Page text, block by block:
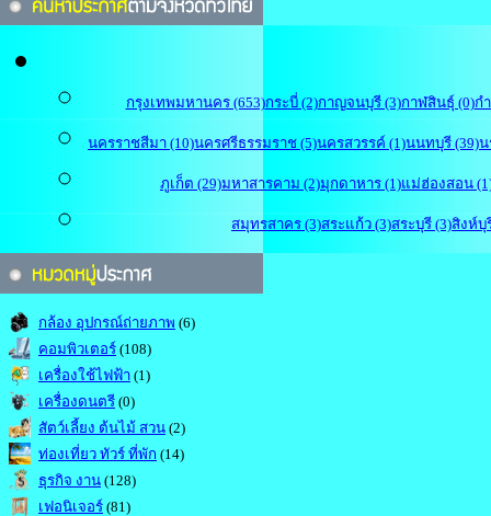
กรุงเทพมหานคร (653)กระบี่ (2)กาญจนบุรี (3)กาฬสินธุ์ (0)ก
นครราชสีมา (10)นครศรีธรรมราช (5)นครสวรรค์ (1)นนทบุรี (39)น
ภูเก็ต (29)มหาสารคาม (2)มุกดาหาร (1)แม่ฮ่องสอน
สมุทรสาคร (3)สระแก้ว (3)สระบุรี (3)สิงห์บุ
กล้อง อุปกรณ์ถ่ายภาพ (6)
คอมพิวเตอร์ (108)
เครื่องใช้ไฟฟ้า (1)
เครื่องดนตรี (0)
สัตว์เลี้ยง ต้นไม้ สวน (2)
ท่องเที่ยว ทัวร์ ที่พัก (14)
ธุรกิจ งาน (128)
เฟอนิเจอร์ (81)